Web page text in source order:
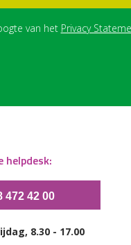
van het Privacy
helpdesk:
472 42 00
8.30 - 17.00